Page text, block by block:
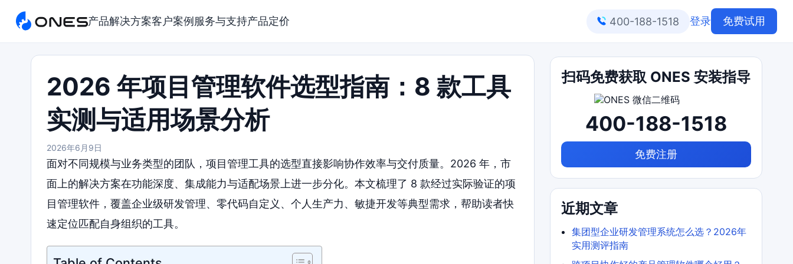
产品解决方案客户案例 服务与支持产品定价 400-188-1518 登录 免费试用
2026 年项目管理软件选型指南：8 款工具
实测与适用场景分析
2026年6月9日
面对不同规模与业务类型的团队，项目管理工具的选型直接影响协作效率与交付质量。2026 年，市
面上的解决方案在功能深度、集成能力与适配场景上进一步分化。本文梳理了 8 款经过实际验证的项
目管理软件，覆盖企业级研发管理、零代码自定义、个人生产力、敏捷开发等典型需求，帮助读者快
速定位匹配自身组织的工具。
扫码免费获取 ONES 安装指导
400-188-1518
免费注册
近期文章
集团型企业研发管理系统怎么选？2026年
实用测评指南